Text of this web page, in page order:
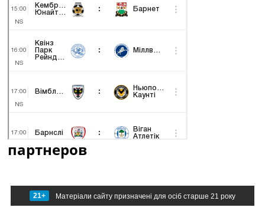
партнеров
21+ Матеріали сайту призначені для осіб старше 21 року